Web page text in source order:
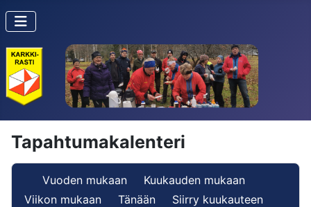
Tapahtumakalenteri
Vuoden mukaan
Kuukauden mukaan
Viikon mukaan
Tänään Siirry kuukauteen